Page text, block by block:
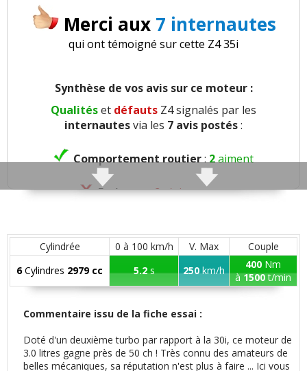
Merci aux 7 internautes
qui ont témoigné sur cette Z4 35i
Synthèse de vos avis sur ce moteur :
Qualitéset défauts Z4 signalés par les
internautesvia les 7 avis postés:
Comportement routier:2aiment
Freinage:2n'aiment pas
Confort global:5aiment
Insonorisation et bruit perçu:1n'aime pas
Finition / qualité des plastiques:3aiment
Cylindrée 0 à 100 km/h V. Max
Couple
6Cylindres 2979 cc 5.2s 250km/h 400 Nm
à1500t/min
Commentaire issu de la fiche essai :
Doté d'un deuxième turbo par rapport à la 30i, ce moteur de
3.0 litres gagne près de 50 ch ! Très connu des amateurs de
belles mécaniques, sa réputation n'est plus à faire ... Ici vous